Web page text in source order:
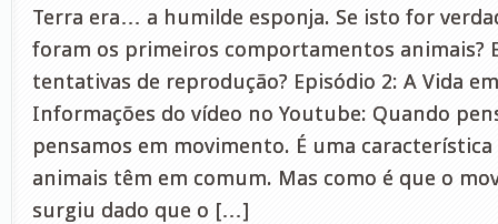
Terra era… a humilde esponja. Se isto for
foram os primeiros comportamentos animais?
tentativas de reprodução? Episódio 2: A Vida
Informações do vídeo no Youtube: Quando
pensamos em movimento. É uma
animais têm em comum. Mas como é que o
surgiu dado que o […]